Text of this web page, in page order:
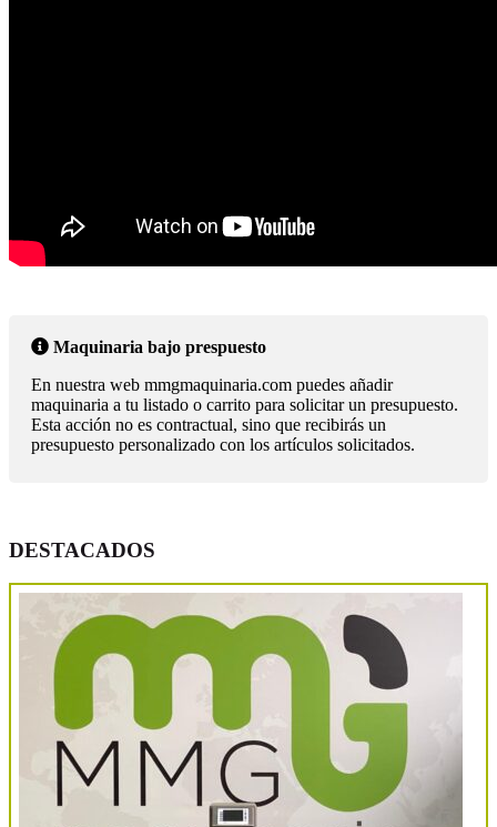
Maquinaria bajo prespuesto
En nuestra web mmgmaquinaria.com puedes añadir
maquinaria a tu listado o carrito para solicitar un presupuesto.
Esta acción no es contractual, sino que recibirás un
presupuesto personalizado con los artículos solicitados.
DESTACADOS